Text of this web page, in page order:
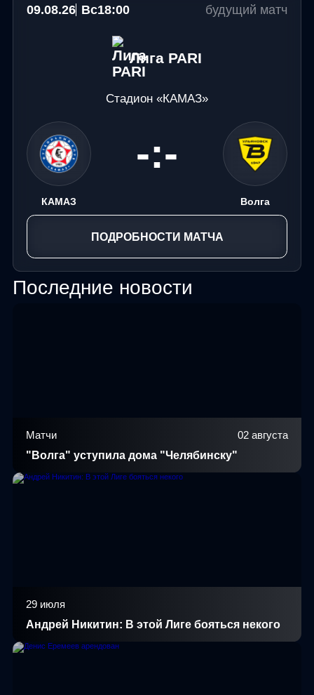
09.08.26 Вс18:00 будущий матч
Лига PARI
Стадион «КАМАЗ»
КАМАЗ
-:-
Волга
ПОДРОБНОСТИ МАТЧА
Последние новости
Матчи 02 августа
"Волга" уступила дома "Челябинску"
29 июля
Андрей Никитин: В этой Лиге бояться некого